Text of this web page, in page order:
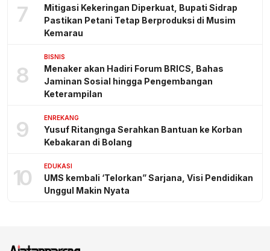
7
Mitigasi Kekeringan Diperkuat, Bupati Sidrap
Pastikan Petani Tetap Berproduksi di Musim
Kemarau
8
BISNIS
Menaker akan Hadiri Forum BRICS, Bahas
Jaminan Sosial hingga Pengembangan
Keterampilan
9 ENREKANG
Yusuf Ritangnga Serahkan Bantuan ke Korban
Kebakaran di Bolang
10 EDUKASI
UMS kembali ‘Telorkan” Sarjana, Visi Pendidikan
Unggul Makin Nyata